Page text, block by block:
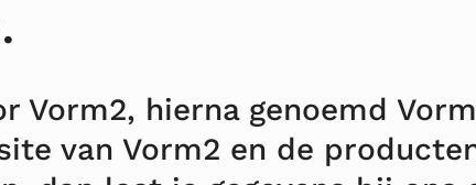
Vorm2, hierna genoemd
van Vorm2 en de